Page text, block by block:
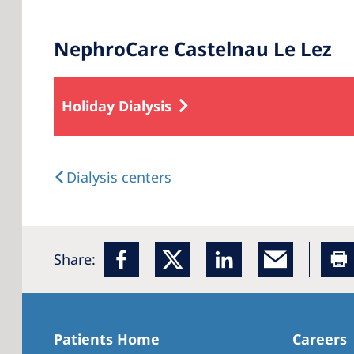
NephroCare Castelnau Le Lez
Holiday Dialysis
Dialysis centers
Share:
Patients Home Careers